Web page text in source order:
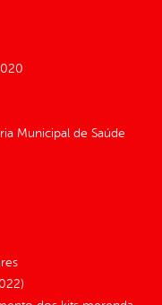
Municipal de Saúde